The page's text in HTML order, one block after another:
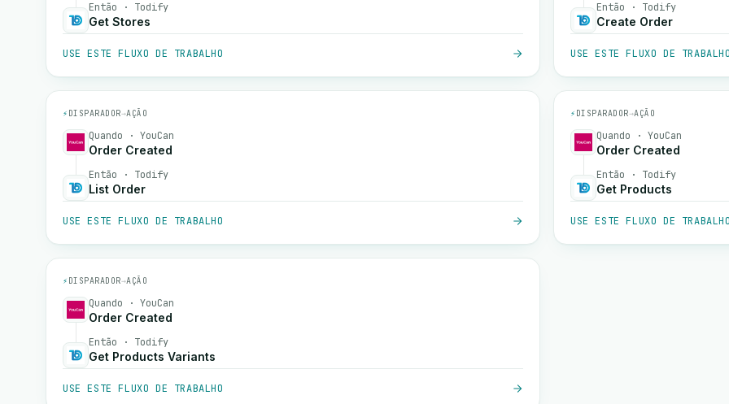
Então · Todify
Get Stores
USE ESTE FLUXO DE TRABALHO
Então · Todify
Create Order
USE ESTE FLUXO DE
⚡ DISPARADOR→AÇÃO
Quando · YouCan
Order Created
Então · Todify
List Order
USE ESTE FLUXO DE TRABALHO
⚡ DISPARADOR→AÇÃO
Quando · YouCan
Order Created
Então · Todify
Get Products
USE ESTE FLUXO DE
⚡ DISPARADOR→AÇÃO
Quando · YouCan
Order Created
Então · Todify
Get Products Variants
USE ESTE FLUXO DE TRABALHO